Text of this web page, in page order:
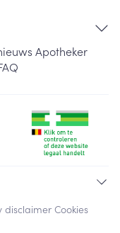
Apotheker
disclaimer Cookies